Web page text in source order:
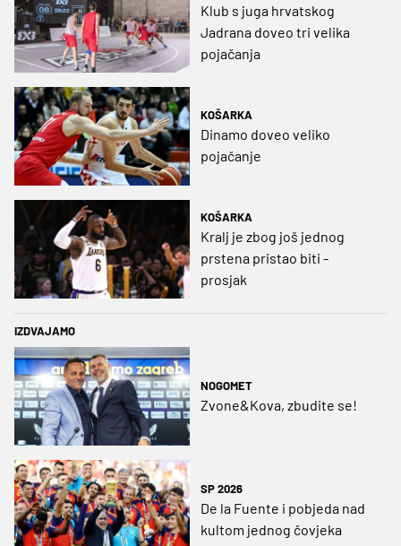
Klub s juga hrvatskog
Jadrana doveo tri velika
pojačanja
KOŠARKA
Dinamo doveo veliko
pojačanje
KOŠARKA
Kralj je zbog još jednog
prstena pristao biti -
prosjak
IZDVAJAMO
NOGOMET
Zvone&Kova, zbudite se!
SP 2026
De la Fuente i pobjeda nad
kultom jednog čovjeka